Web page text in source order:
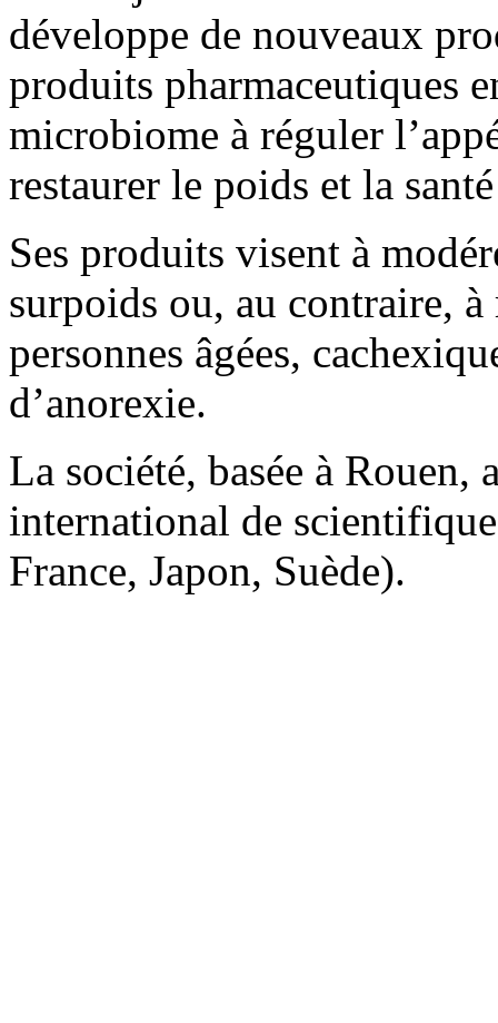
développe de nouveaux
produits pharmaceutiques
microbiome à réguler
restaurer le poids et la
Ses produits visent à
surpoids ou, au contraire,
personnes âgées,
d’anorexie.
La société, basée à Rouen,
international de
France, Japon, Suède).